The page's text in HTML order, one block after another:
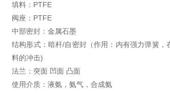
填料：PTFE
阀座：PTFE
中部密封：金属石墨
结构形式：暗杆/自密封（作用：内有强力弹簧
料的冲击)
法兰：突面 凹面 凸面
使用介质：液氨，氨气，合成氨